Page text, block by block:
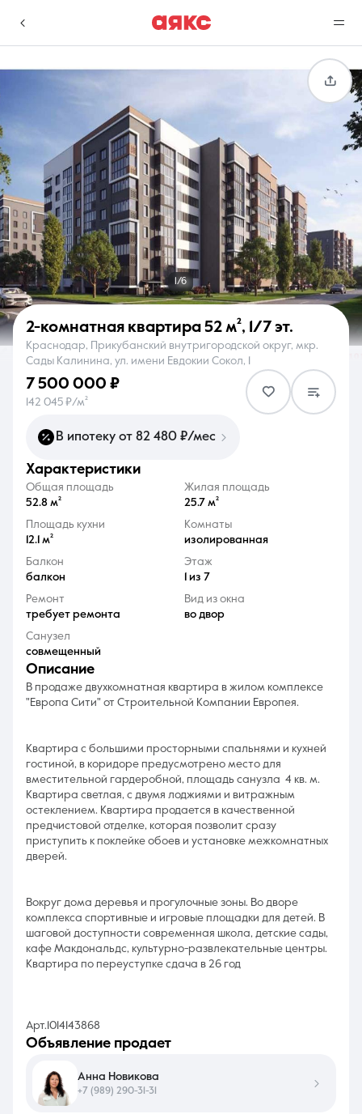
г. Краснодар
Избранное
0 объявлений
Сравнение
0 объявлений
Недвижимость Услуги
О компании Контакты
8 (861) 297-00-00
Ежедневно с 08:30 до 20:00
1/6
2-комнатная квартира 52 м², 1/7 эт.
Краснодар, Прикубанский внутригородской округ, мкр.
Сады Калинина, ул. имени Евдокии Сокол, 1
7 500 000 ₽
142 045 ₽/м²
В ипотеку от 82 480 ₽/мес
характеристики
Общая площадь
52.8 м²
Жилая площадь
25.7 м²
Площадь кухни
12.1 м²
Комнаты
изолированная
Балкон
балкон
Этаж
1 из 7
Ремонт
требует ремонта
Вид из окна
во двор
Санузел
совмещенный
описание
В продаже двухкомнатная квартира в жилом комплексе
"Европа Сити" от Строительной Компании Европея.
Квартира с большими просторными спальнями и кухней
гостиной, в коридоре предусмотрено место для
вместительной гардеробной, площадь санузла 4 кв. м.
Квартира светлая, с двумя лоджиями и витражным
остеклением. Квартира продается в качественной
предчистовой отделке, которая позволит сразу
приступить к поклейке обоев и установке межкомнатных
дверей.
Вокруг дома деревья и прогулочные зоны. Во дворе
комплекса спортивные и игровые площадки для детей. В
шаговой доступности современная школа, детские сады,
кафе Макдональдс, культурно-развлекательные центры.
Квартира по переуступке сдача в 26 год
Арт.1014143868
объявление продает
Анна Новикова
+7 (989) 290-31-31